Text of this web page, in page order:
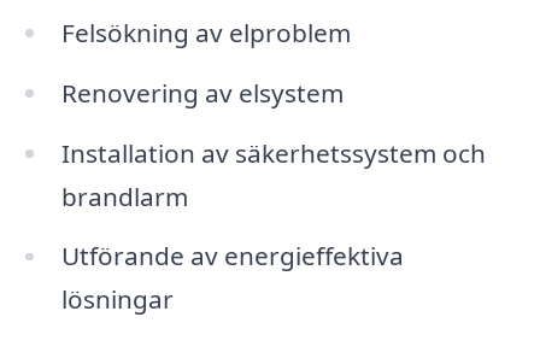
Felsökning av elproblem
Renovering av elsystem
Installation av säkerhetssystem och
brandlarm
Utförande av energieffektiva
lösningar